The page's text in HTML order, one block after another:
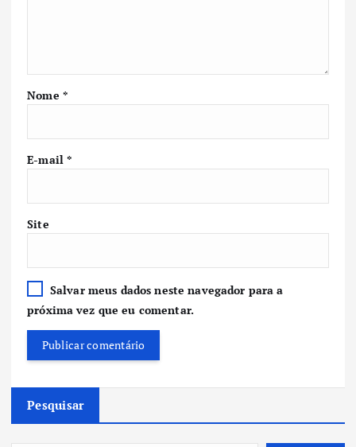
Nome *
E-mail*
Site
Salvar meus dados neste navegador para a
próxima vez que eu comentar.
Pesquisar